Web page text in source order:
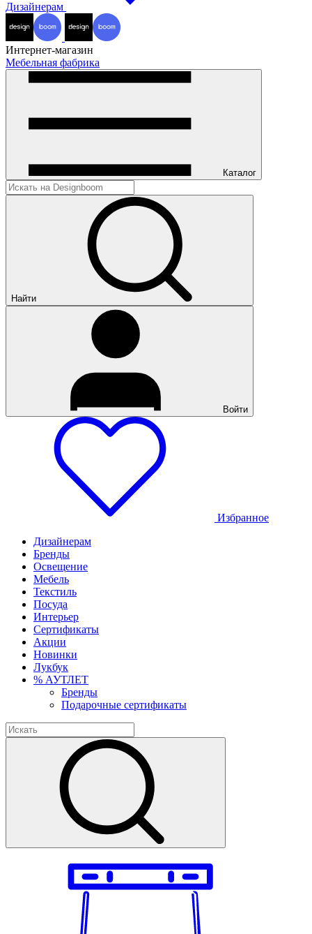
Дизайнерам
Интернет-магазин
Мебельная фабрика
Каталог
Найти
Войти
Избранное
Дизайнерам
Бренды
Освещение
Мебель
Текстиль
Посуда
Интерьер
Сертификаты
Акции
Новинки
Лукбук
% АУТЛЕТ
Бренды
Подарочные сертификаты